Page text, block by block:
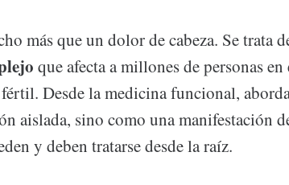
más que un dolor de cabeza. Se trata
que afecta a millones de personas
fértil. Desde la medicina funcional,
aislada, sino como una manifestación
y deben tratarse desde la raíz.